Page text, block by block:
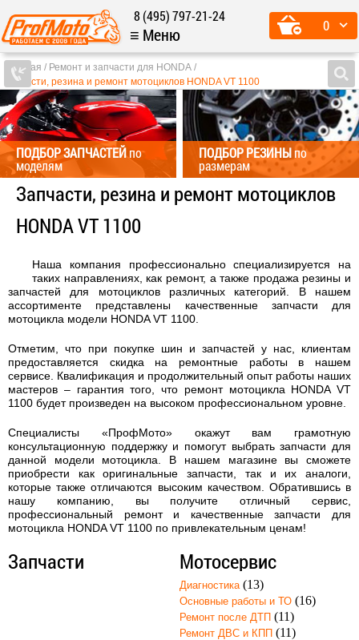
8 (495) 797-21-24
0
≡ Меню
Главная
Ремонт и запчасти для HONDA
Запчасти, резина и ремонт мотоциклов HONDA VT 1100
ПОДБОР ЗАПЧАСТЕЙпо
моделям
ПОДБОР РЕЗИНЫпо
размерам
Запчасти, резина и ремонт мотоциклов
HONDA VT 1100
Наша компания профессионально специализируется на
таких направлениях, как ремонт, а также продажа резины и
запчастей для мотоциклов различных категорий. В нашем
ассортименте представлены качественные запчасти для
мотоцикла модели HONDA VT 1100.
Отметим, что при покупке шин и запчастей у нас, клиентам
предоставляется скидка на ремонтные работы в нашем
сервисе. Квалификация и продолжительный опыт работы наших
мастеров – гарантия того, что ремонт мотоцикла HONDA VT
1100 будет произведен на высоком профессиональном уровне.
Специалисты «ПрофМото» окажут вам грамотную
консультационную поддержку и помогут выбрать запчасти для
данной модели мотоцикла. В нашем магазине вы сможете
приобрести как оригинальные запчасти, так и их аналоги,
которые также отличаются высоким качеством. Обратившись в
нашу компанию, вы получите отличный сервис,
профессиональный ремонт и качественные запчасти для
мотоцикла HONDA VT 1100 по привлекательным ценам!
Запчасти Мотосервис
Диагностика(13)
Основные работы и ТО(16)
Ремонт после ДТП(11)
Ремонт ДВС и КПП(11)